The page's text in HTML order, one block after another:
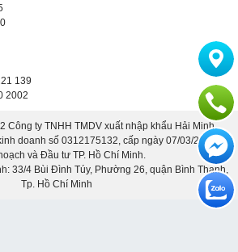
139
2002
Công ty TNHH TMDV xuất nhập khẩu Hải Minh.
doanh số 0312175132, cấp ngày 07/03/2013 bởi
và Đầu tư TP. Hồ Chí Minh.
33/4 Bùi Đình Túy, Phường 26, quận Bình Thạnh,
Tp. Hồ Chí Minh